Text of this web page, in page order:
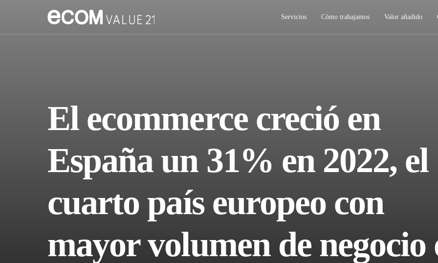
Servicios Cómo trabajamos Valor añadido
El ecommerce creció en
España un 31% en 2022, el
cuarto país europeo con
mayor volumen de negocio